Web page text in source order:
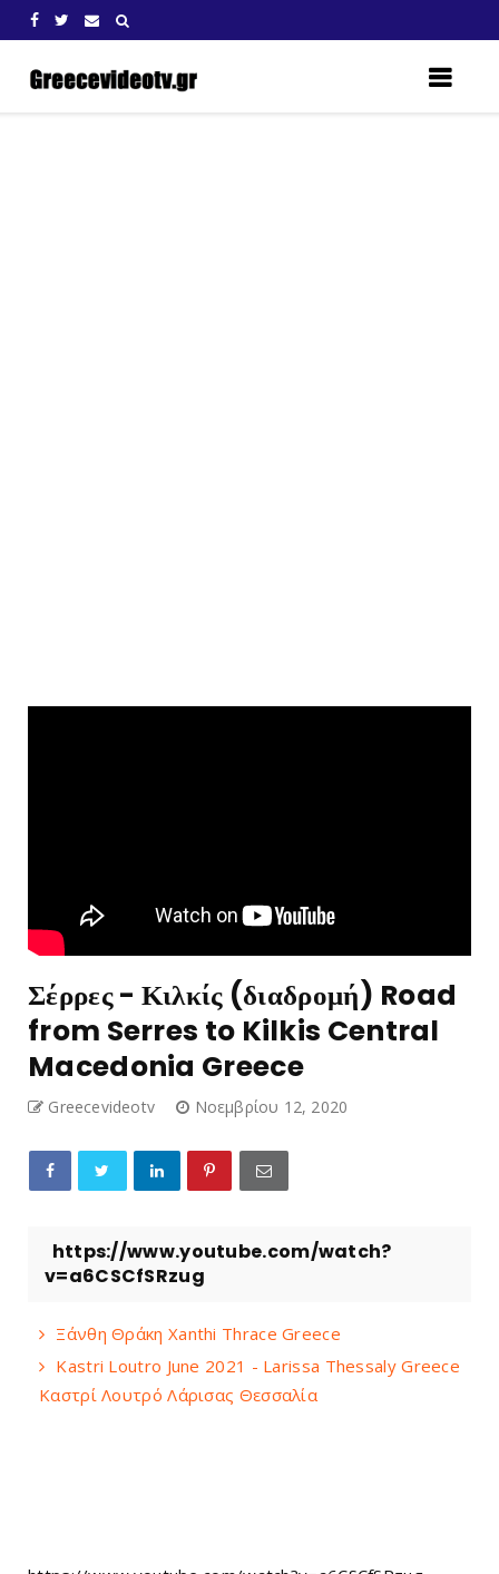
Σέρρες - Κιλκίς (διαδρομή) Road
from Serres to Kilkis Central
Macedonia Greece
Greecevideotv Νοεμβρίου 12, 2020
https://www.youtube.com/watch?
v=a6CSCfSRzug
Ξάνθη Θράκη Xanthi Thrace Greece
Kastri Loutro June 2021 - Larissa Thessaly Greece
Καστρί Λουτρό Λάρισας Θεσσαλία